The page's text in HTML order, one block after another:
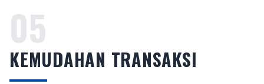
05
KEMUDAHAN TRANSAKSI